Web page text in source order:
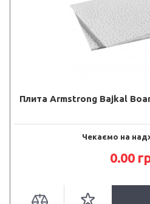
Плита Armstrong Bajkal
Чекаємо на
0.00